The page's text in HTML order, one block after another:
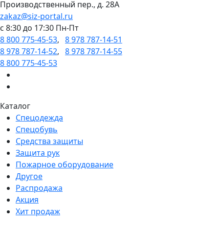
Производственный пер., д. 28А
zakaz@siz-portal.ru
c 8:30 до 17:30 Пн-Пт
8 800 775-45-53, 8 978 787-14-51
8 978 787-14-52, 8 978 787-14-55
8 800 775-45-53
Каталог
Спецодежда
Спецобувь
Средства защиты
Защита рук
Пожарное оборудование
Другое
Распродажа
Акция
Хит продаж